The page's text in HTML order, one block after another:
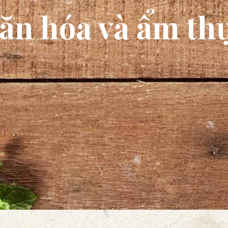
hóa và ẩm